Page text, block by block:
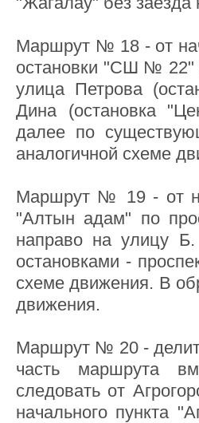
Маршрут № 18 - от
остановки "СШ № 22"
улица Петрова
Дина (остановка
далее по
аналогичной схеме
Маршрут № 19 - от
"Алтын адам" по
направо на улицу
остановками -
схеме движения. В
движения.
Маршрут № 20 -
часть маршрута
следовать от
начального пункта